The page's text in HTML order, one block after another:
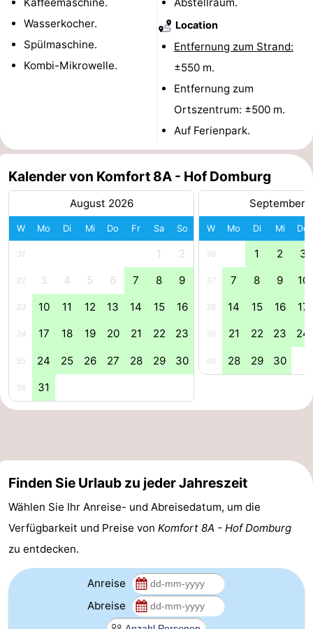
Bruinisse
-
Haamstede
Natur
Kop
van
Schouwen
Walcheren
-
Veere
-
Natur
Oranjezon
-
Oostkapelle
Natur
de
Westkapelle
Natur
bos
-
Vlissingen
-
Vlaanderen
-
Sluis
-
Wasserkocher.
Spülmaschine.
Kombi-Mikrowelle.
Location
Entfernung zum Strand:
±550 m.
Entfernung zum
Ortszentrum: ±500 m.
Auf Ferienpark.
Kalender von Komfort 8A - Hof Domburg
August 2026
W Mo Di Mi Do Fr Sa So
31 1 2
32 3 4 5 6 7 8 9
33 10 11 12 13 14 15 16
34 17 18 19 20 21 22 23
35 24 25 26 27 28 29 30
36 31
September
W Mo Di Mi Do
36 1 2 3
37 7 8 9 10
38 14 15 16 17
39 21 22 23 24
40 28 29 30
Finden Sie Urlaub zu jeder Jahreszeit
Wählen Sie Ihr Anreise- und Abreisedatum, um die
Verfügbarkeit und Preise von Komfort 8A - Hof Domburg
zu entdecken.
Anreise
Abreise